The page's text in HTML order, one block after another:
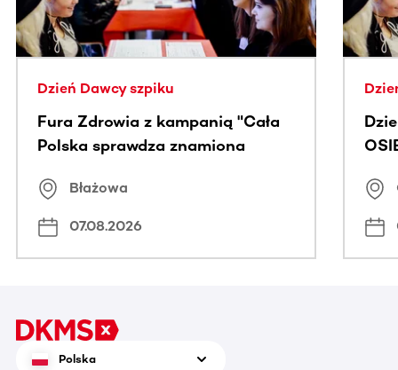
Dzień Dawcy szpiku
Fura Zdrowia z kampanią "Cała
Polska sprawdza znamiona
Błażowa
07.08.2026
Polska